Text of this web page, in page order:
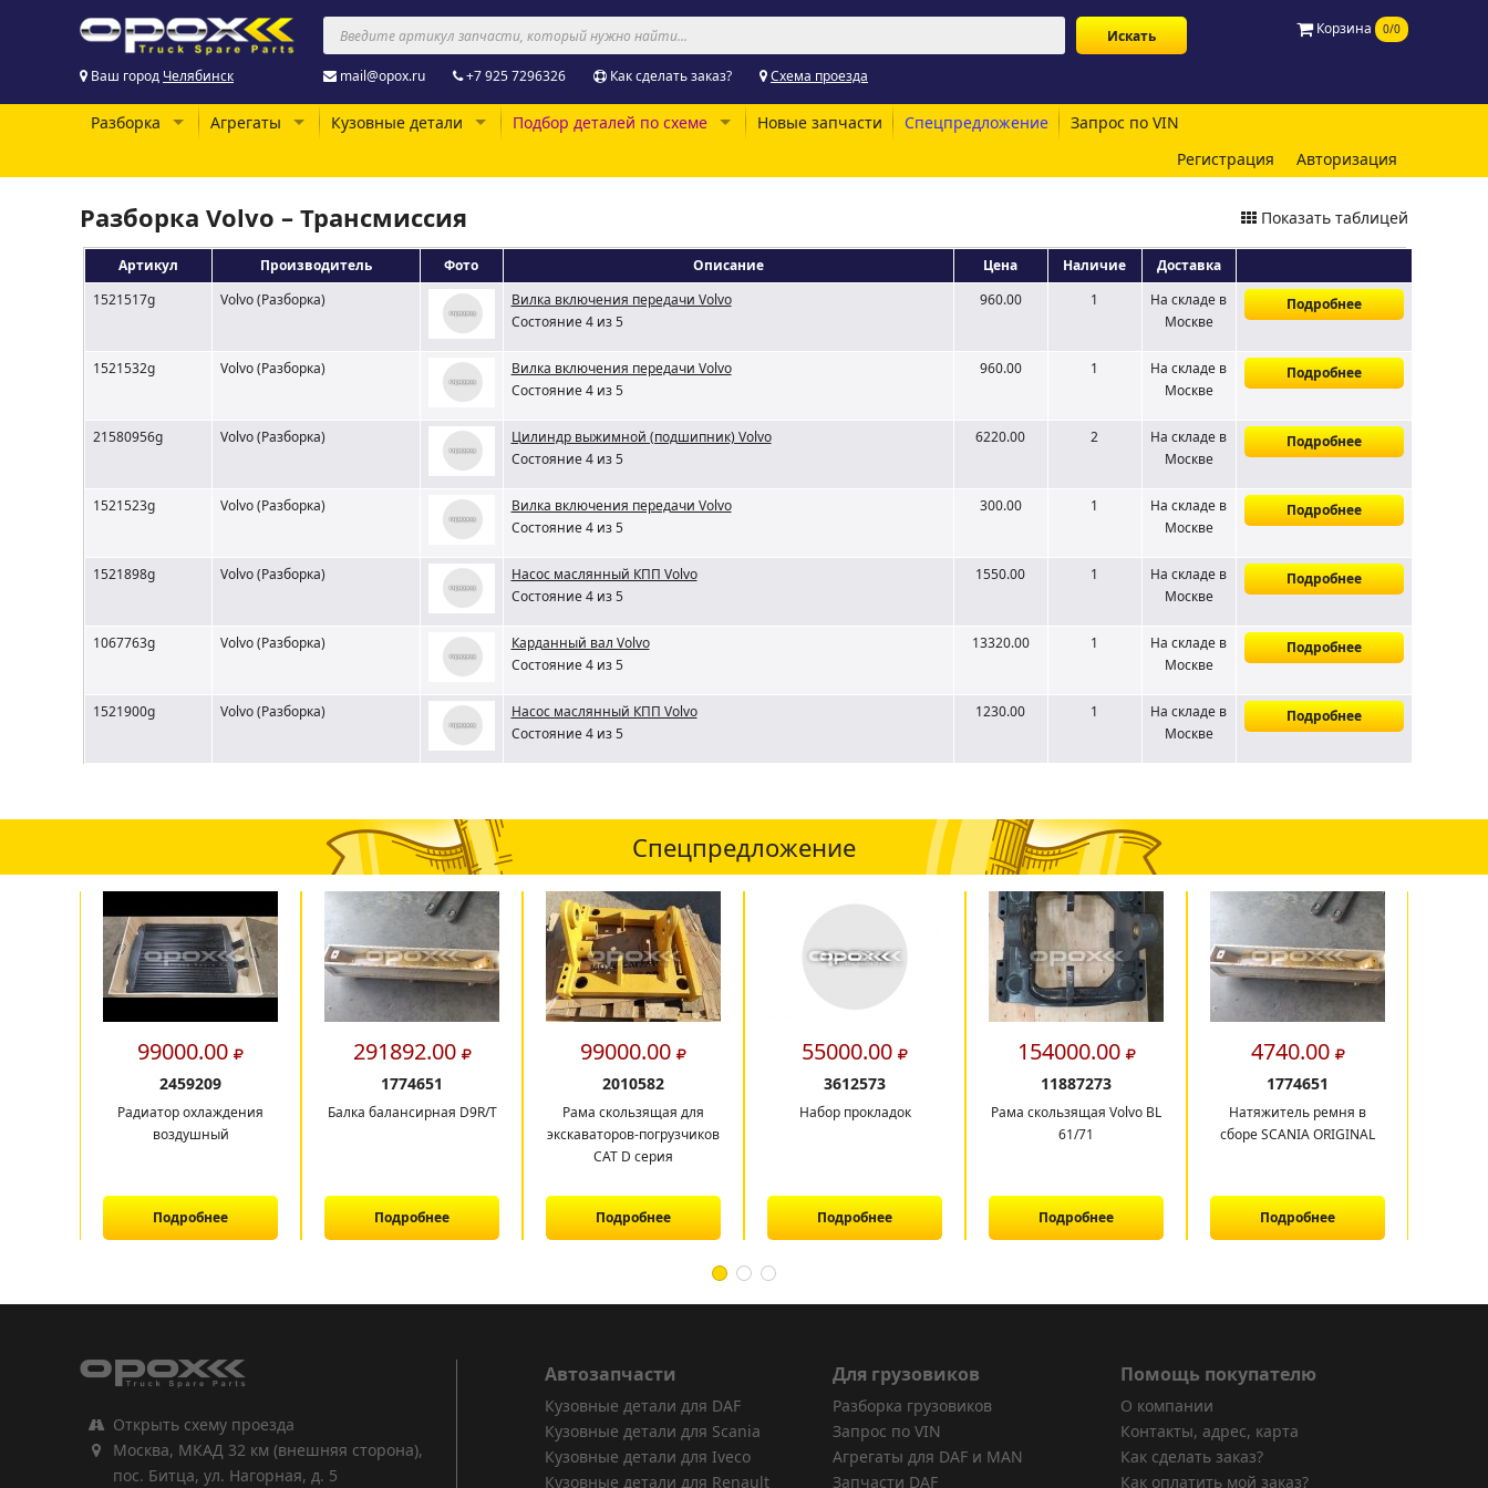
Корзина 0/0
Ваш город Челябинск mail@opox.ru +7 925 7296326 Как сделать заказ? Схема проезда
Разборка Агрегаты Кузовные детали Подбор деталей по схеме Новые запчасти Спецпредложение
Запрос по VIN
Регистрация
Авторизация
Разборка Volvo – Трансмиссия Показать таблицей
Артикул Производитель Фото Описание Цена Наличие
Доставка
1521517g
Volvo (Разборка)
Вилка включения передачи Volvo
Состояние 4 из 5
960.00 1 На складе в
Москве
Подробнее
1521532g Volvo (Разборка)
Вилка включения передачи Volvo
Состояние 4 из 5
960.00 1 На складе в
Москве
Подробнее
21580956g Volvo (Разборка)
Цилиндр выжимной (подшипник) Volvo
Состояние 4 из 5
6220.00 2 На складе в
Москве
Подробнее
1521523g Volvo (Разборка)
Вилка включения передачи Volvo
Состояние 4 из 5
300.00 1 На складе в
Москве
Подробнее
1521898g Volvo (Разборка)
Насос маслянный КПП Volvo
Состояние 4 из 5
1550.00 1 На складе в
Москве
Подробнее
1067763g Volvo (Разборка)
Карданный вал Volvo
Состояние 4 из 5
13320.00 1 На складе в
Москве
Подробнее
1521900g Volvo (Разборка)
Насос маслянный КПП Volvo
Состояние 4 из 5
1230.00 1 На складе в
Москве
Подробнее
Спецпредложение
99000.00
2459209
Радиатор охлаждения
воздушный
Подробнее
291892.00
1774651
Балка балансирная D9R/T
Подробнее
99000.00
2010582
Рама скользящая для
экскаваторов-погрузчиков
CAT D серия
Подробнее
55000.00
3612573
Набор прокладок
Подробнее
154000.00
11887273
Рама скользящая Volvo BL
61/71
Подробнее
4740.00
1774651
Натяжитель ремня в
сборе SCANIA ORIGINAL
Подробнее
Открыть схему проезда
Москва, МКАД 32 км (внешняя сторона),
пос. Битца, ул. Нагорная, д. 5
Автозапчасти
Кузовные детали для DAF
Кузовные детали для Scania
Кузовные детали для Iveco
Кузовные детали для Renault
Для грузовиков
Разборка грузовиков
Запрос по VIN
Агрегаты для DAF и MAN
Запчасти DAF
Помощь покупателю
О компании
Контакты, адрес, карта
Как сделать заказ?
Как оплатить мой заказ?